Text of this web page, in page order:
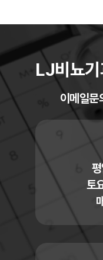
LJ비뇨
이메일문
토